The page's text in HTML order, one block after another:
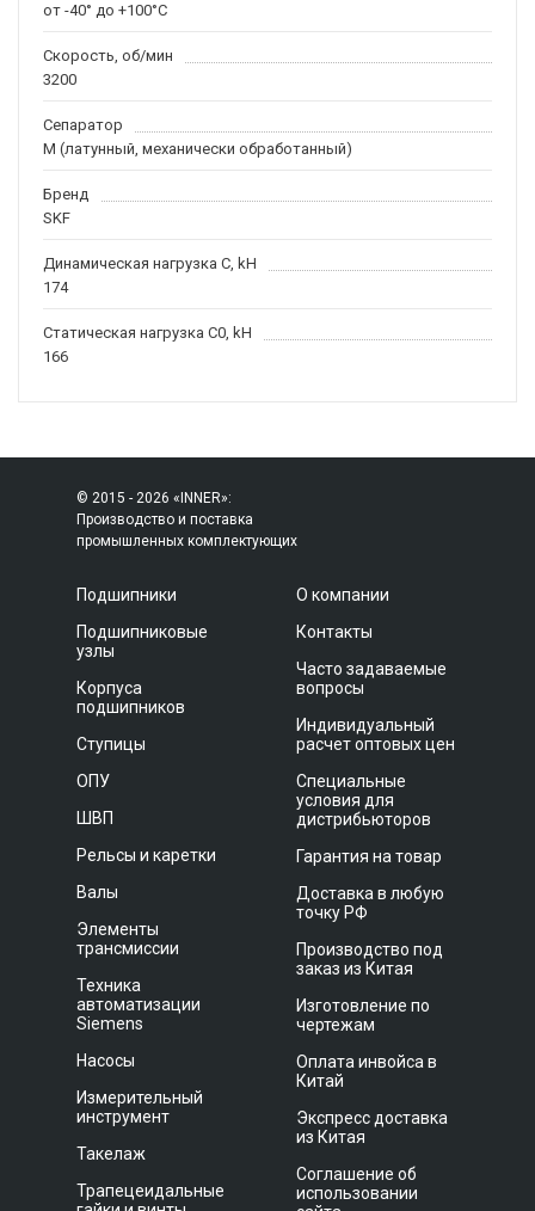
от -40° до +100°C
Скорость, об/мин
3200
Сепаратор
M (латунный, механически обработанный)
Бренд
SKF
Динамическая нагрузка C, kН
174
Статическая нагрузка C0, kH
166
© 2015 - 2026 «INNER»:
Производство и поставка
промышленных комплектующих
Подшипники
Подшипниковые
узлы
Корпуса
подшипников
Ступицы
ОПУ
ШВП
Рельсы и каретки
Валы
Элементы
трансмиссии
Техника
автоматизации
Siemens
Насосы
Измерительный
инструмент
Такелаж
Трапецеидальные
О компании
Контакты
Часто задаваемые
вопросы
Индивидуальный
расчет оптовых цен
Специальные
условия для
дистрибьюторов
Гарантия на товар
Доставка в любую
точку РФ
Производство под
заказ из Китая
Изготовление по
чертежам
Оплата инвойса в
Китай
Экспресс доставка
из Китая
Соглашение об
использовании